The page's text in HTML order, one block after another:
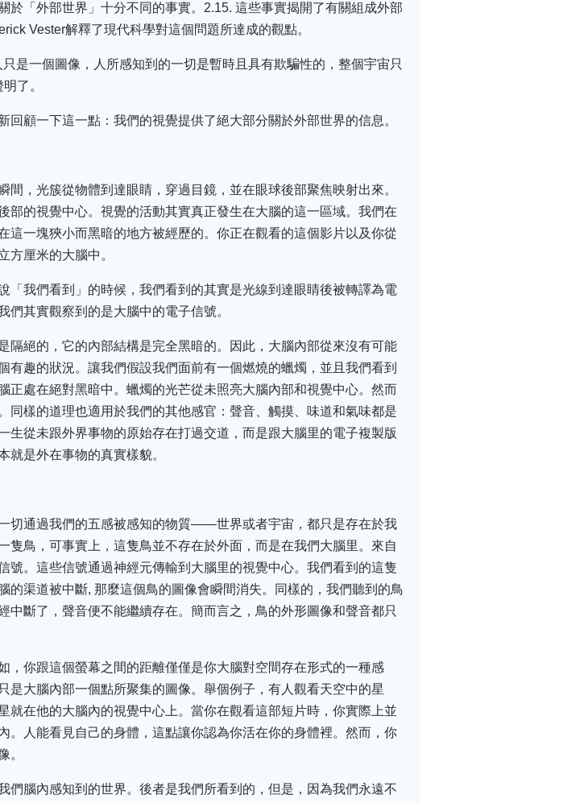
「外部世界」十分不同的事實。2.15. 這些事實揭開了有關組成外部
Vester解釋了現代科學對這個問題所達成的觀點。
是一個圖像，人所感知到的一切是暫時且具有欺騙性的，整個宇宙只
了。
顧一下這一點：我們的視覺提供了絕大部分關於外部世界的信息。
間，光簇從物體到達眼睛，穿過目鏡，並在眼球後部聚焦映射出來。
部的視覺中心。視覺的活動其實真正發生在大腦的這一區域。我們在
這一塊狹小而黑暗的地方被經歷的。你正在觀看的這個影片以及你從
方厘米的大腦中。
「我們看到」的時候，我們看到的其實是光線到達眼睛後被轉譯為電
其實觀察到的是大腦中的電子信號。
隔絕的，它的內部結構是完全黑暗的。因此，大腦內部從來沒有可能
趣的狀況。讓我們假設我們面前有一個燃燒的蠟燭，並且我們看到
正處在絕對黑暗中。蠟燭的光芒從未照亮大腦內部和視覺中心。然而
同樣的道理也適用於我們的其他感官：聲音、觸摸、味道和氣味都是
從未跟外界事物的原始存在打過交道，而是跟大腦里的電子複製版
就是外在事物的真實樣貌。
切通過我們的五感被感知的物質――世界或者宇宙，都只是存在於我
鳥，可事實上，這隻鳥並不存在於外面，而是在我們大腦里。來自
號。這些信號通過神經元傳輸到大腦里的視覺中心。我們看到的這隻
的渠道被中斷, 那麼這個鳥的圖像會瞬間消失。同樣的，我們聽到的鳥
斷了，聲音便不能繼續存在。簡而言之，鳥的外形圖像和聲音都只
，你跟這個螢幕之間的距離僅僅是你大腦對空間存在形式的一種感
大腦內部一個點所聚集的圖像。舉個例子，有人觀看天空中的星
就在他的大腦內的視覺中心上。當你在觀看這部短片時，你實際上並
。人能看見自己的身體，這點讓你認為你活在你的身體裡。然而，你
。
們腦內感知到的世界。後者是我們所看到的，但是，因為我們永遠不